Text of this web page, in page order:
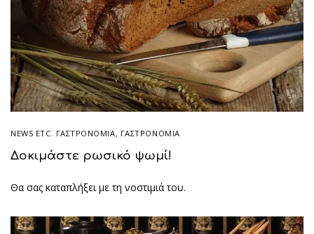
NEWS ETC. ΓΑΣΤΡΟΝΟΜΊΑ, ΓΑΣΤΡΟΝΟΜΙΑ
Δοκιμάστε ρωσικό ψωμί!
Θα σας καταπλήξει με τη νοστιμιά του.